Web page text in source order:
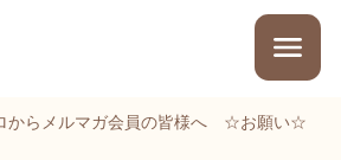
からメルマガ会員の皆様へ ☆お願い☆